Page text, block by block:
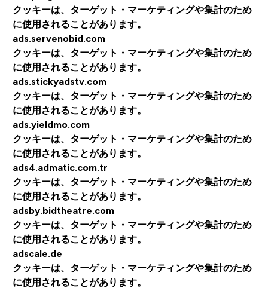
クッキーは、ターゲット・マーケティングや集計のため
に使用されることがあります。
ads.servenobid.com
クッキーは、ターゲット・マーケティングや集計のため
に使用されることがあります。
ads.stickyadstv.com
クッキーは、ターゲット・マーケティングや集計のため
に使用されることがあります。
ads.yieldmo.com
クッキーは、ターゲット・マーケティングや集計のため
に使用されることがあります。
ads4.admatic.com.tr
クッキーは、ターゲット・マーケティングや集計のため
に使用されることがあります。
adsby.bidtheatre.com
クッキーは、ターゲット・マーケティングや集計のため
に使用されることがあります。
adscale.de
クッキーは、ターゲット・マーケティングや集計のため
に使用されることがあります。